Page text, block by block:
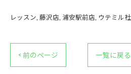
レッスン 藤沢店 浦安駅前店 ウテミル
< 前のページ 一覧に戻る